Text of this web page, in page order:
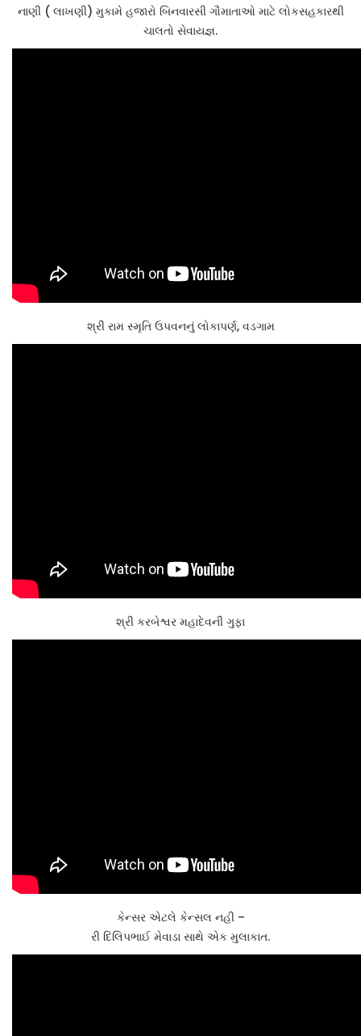
નાણી ( લાખણી) મુકામે હજારો બિનવારસી ગૌમાતાઓ માટે લોકસહકારથી
ચાલતો સેવાયજ્ઞ.
શ્રી રામ સ્મૃતિ ઉપવનનું લોકાપર્ણ, વડગામ
શ્રી કરબેશ્વર મહાદેવની ગુફા
કેન્સર એટલે કેન્સલ નહી –
રી દિલિપભાઈ મેવાડા સાથે એક મુલાકાત.